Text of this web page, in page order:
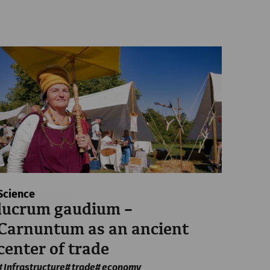
gaudium –
as an ancient
of trade
Infrastructure trade economy